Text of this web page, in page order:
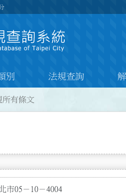
別 法規查詢
所有條文
市05－10－4004